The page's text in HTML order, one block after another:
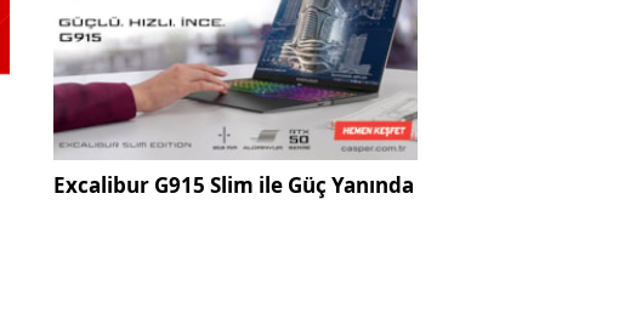
Excalibur G915 Slim ile Güç Yanında